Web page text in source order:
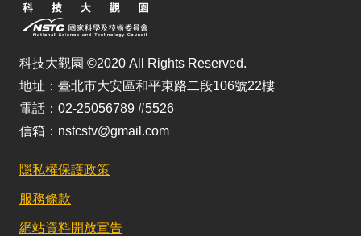
科技大觀園 ©2020 All Rights Reserved.
地址：臺北市大安區和平東路二段106號22樓
電話：02-25056789 #5526
信箱：nstcstv@gmail.com
隱私權保護政策
服務條款
網站資料開放宣告